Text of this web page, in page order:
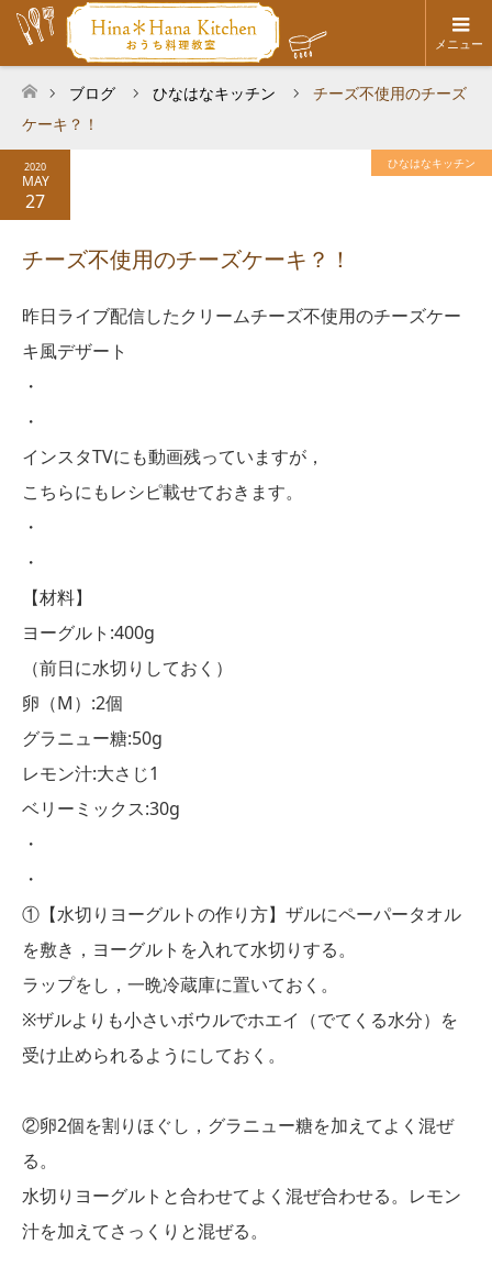
メニュー
ホーム
ブログ ひなはなキッチン
チーズ不使用のチーズ
ケーキ？！
2020
MAY
27
ひなはなキッチン
チーズ不使用のチーズケーキ？！
昨日ライブ配信したクリームチーズ不使用のチーズケー
キ風デザート
・
・
インスタTVにも動画残っていますが，
こちらにもレシピ載せておきます。
・
・
【材料】
ヨーグルト:400g
（前日に水切りしておく）
卵（M）:2個
グラニュー糖:50g
レモン汁:大さじ1
ベリーミックス:30g
・
・
①【水切りヨーグルトの作り方】ザルにペーパータオル
を敷き，ヨーグルトを入れて水切りする。
ラップをし，一晩冷蔵庫に置いておく。
※ザルよりも小さいボウルでホエイ（でてくる水分）を
受け止められるようにしておく。
②卵2個を割りほぐし，グラニュー糖を加えてよく混ぜ
る。
水切りヨーグルトと合わせてよく混ぜ合わせる。レモン
汁を加えてさっくりと混ぜる。